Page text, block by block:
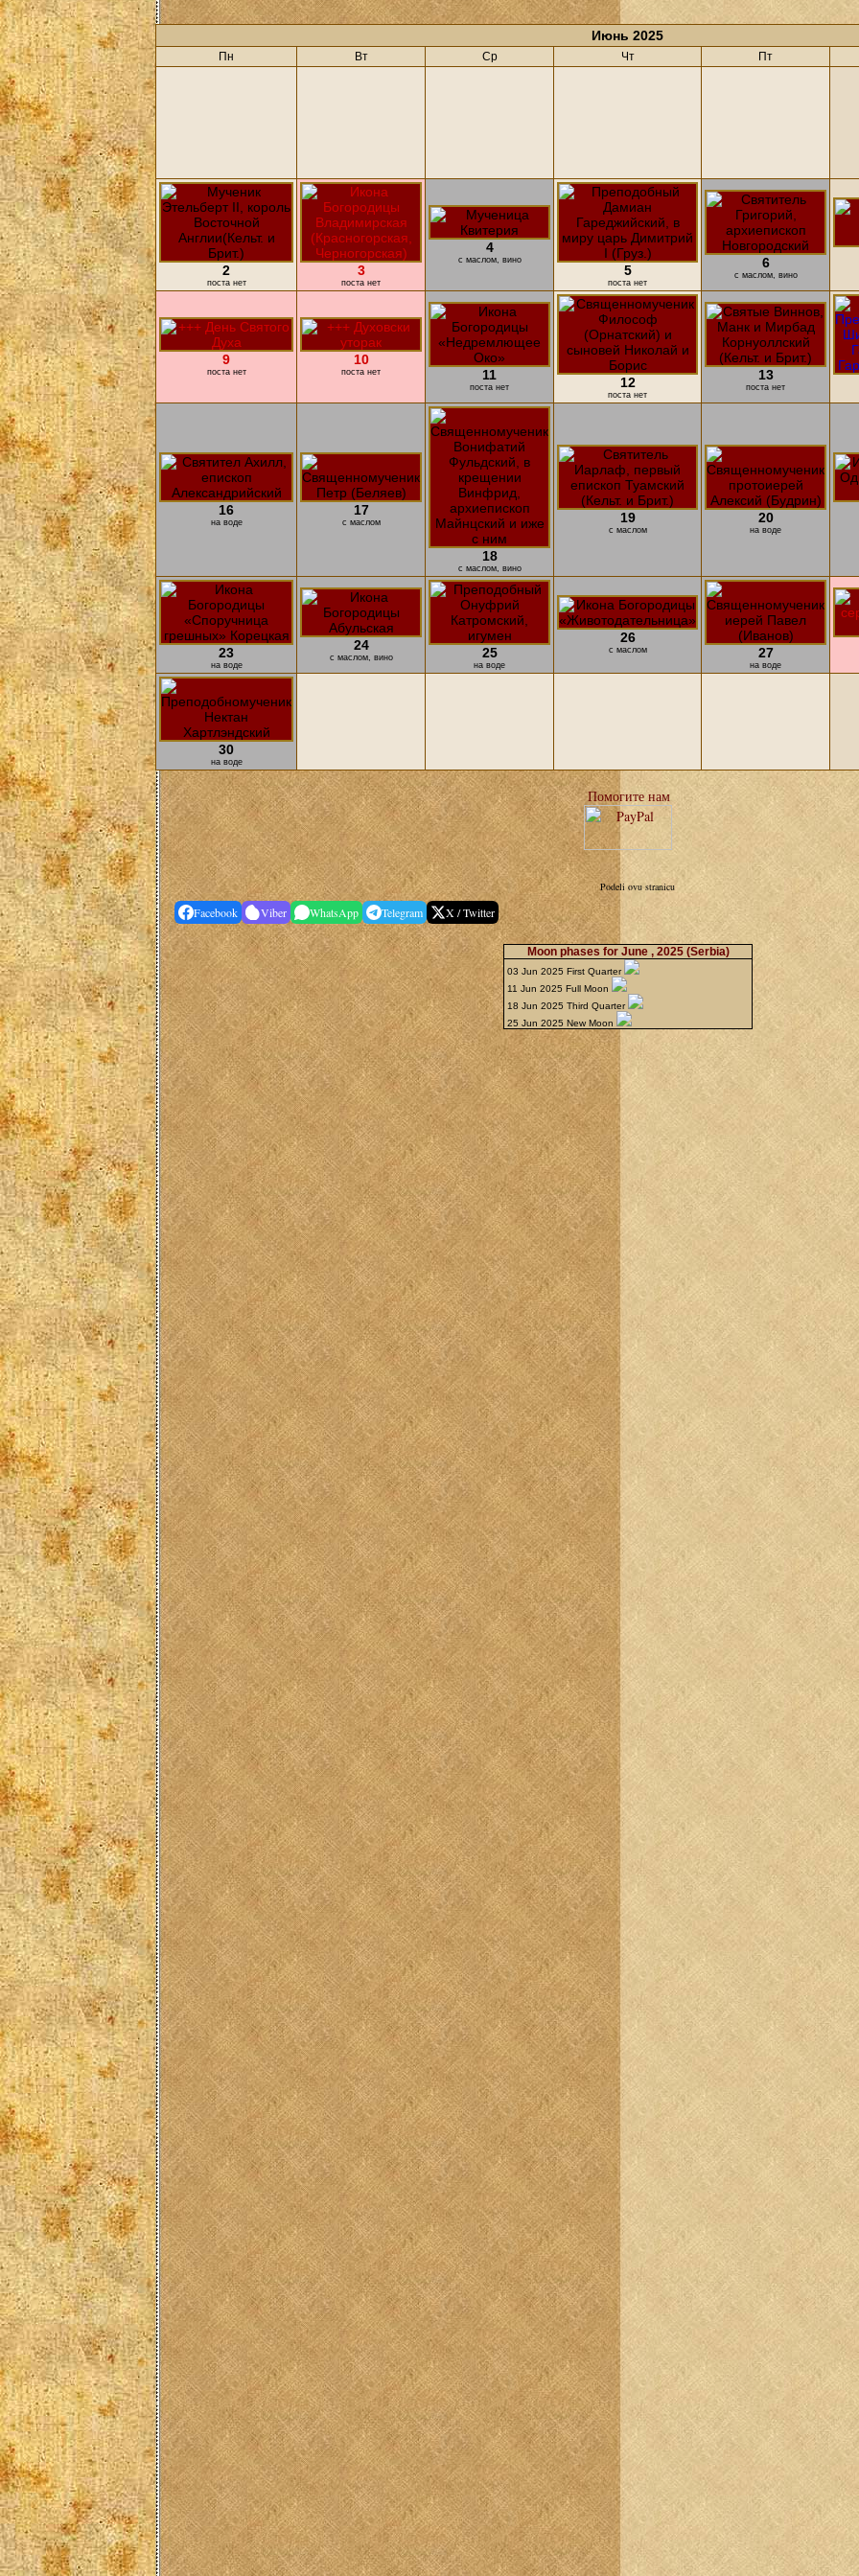
Июнь 2025
Пн Вт Ср Чт Пт
2
поста нет
3
поста нет
4
с маслом, вино
5
поста нет
6
с маслом, вино
9
поста нет
10
поста нет 11
поста нет 12
поста нет
13
поста нет
16
на воде
17
с маслом
18
с маслом, вино
19
с маслом
20
на воде
23
на воде
24
с маслом, вино 25
на воде
26
с маслом 27
на воде
30
на воде
Помогите нам
Podeli ovu stranicu
Facebook Viber WhatsApp Telegram X / Twitter
Moon phases for June , 2025 (Serbia)
03 Jun 2025 First Quarter
11 Jun 2025 Full Moon
18 Jun 2025 Third Quarter
25 Jun 2025 New Moon